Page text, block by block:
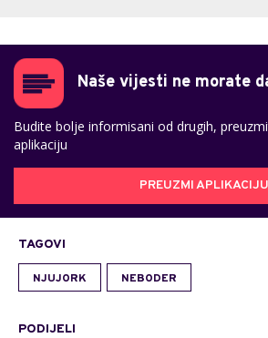
Naše vijesti ne morate
Budite bolje informisani od drugih,
aplikaciju
PREUZMI APLIKACIJU
TAGOVI
NJUJORK NEBODER
PODIJELI